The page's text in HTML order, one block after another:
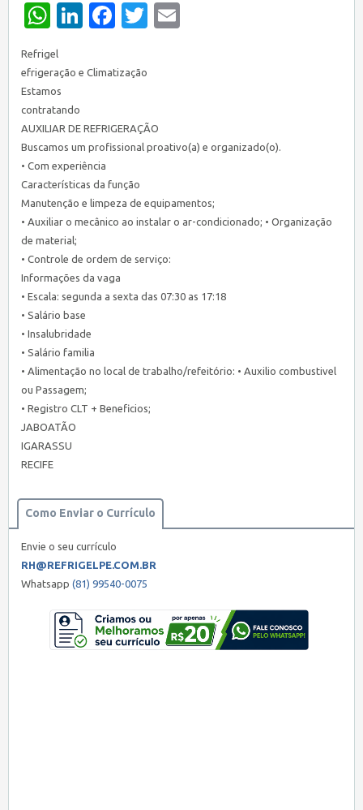
WhatsApp
LinkedIn
Facebook
Twitter
Refrigel
efrigeração e Climatização
Estamos
contratando
AUXILIAR DE REFRIGERAÇÃO
Buscamos um profissional proativo(a) e organizado(o).
• Com experiência
Características da função
Manutenção e limpeza de equipamentos;
• Auxiliar o mecânico ao instalar o ar-condicionado; • Organização
de material;
• Controle de ordem de serviço:
Informações da vaga
• Escala: segunda a sexta das 07:30 as 17:18
• Salário base
• Insalubridade
• Salário familia
• Alimentação no local de trabalho/refeitório: • Auxilio combustivel
ou Passagem;
• Registro CLT + Beneficios;
JABOATÃO
IGARASSU
RECIFE
Como Enviar o Currículo
Envie o seu currículo
RH@REFRIGELPE.COM.BR
Whatsapp (81) 99540-0075